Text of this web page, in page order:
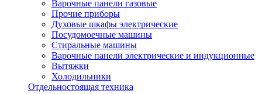
Варочные панели газовые
Прочие приборы
Духовые шкафы электрические
Посудомоечные машины
Стиральные машины
Варочные панели электрические и индукционные
Вытяжки
Холодильники
Отдельностоящая техника